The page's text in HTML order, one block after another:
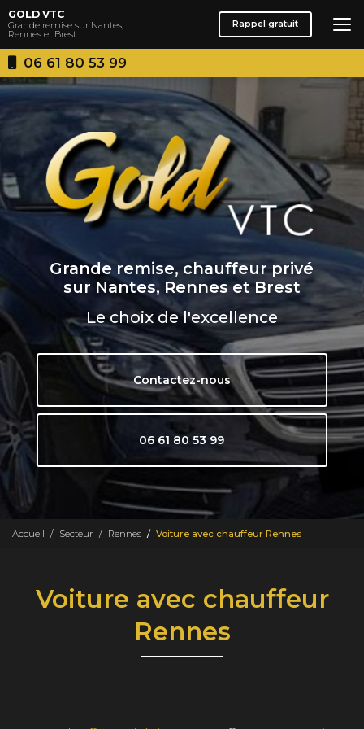
Aller
au
contenu
principal
06 61 80 53 99
GOLD VTC
Grande remise sur Nantes,
Rennes et Brest
Rappel gratuit
Grande remise, chauffeur privé
sur Nantes, Rennes et Brest
Le choix de l'excellence
Contactez-nous
06 61 80 53 99
Accueil Secteur Rennes Voiture avec chauffeur Rennes
Voiture avec chauffeur
Rennes